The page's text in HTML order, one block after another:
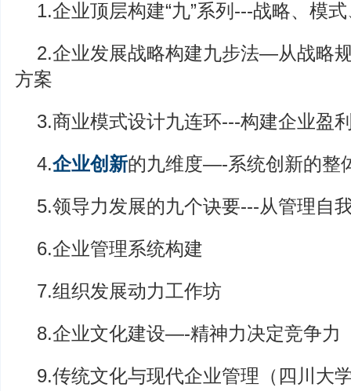
1.企业顶层构建“九”系列---战略、模
2.企业发展战略构建九步法—从战略
方案
3.商业模式设计九连环---构建企业盈
4.企业创新的九维度—-系统创新的整
5.领导力发展的九个诀要---从管理自
6.企业管理系统构建
7.组织发展动力工作坊
8.企业文化建设—-精神力决定竞争力
9.传统文化与现代企业管理（四川大